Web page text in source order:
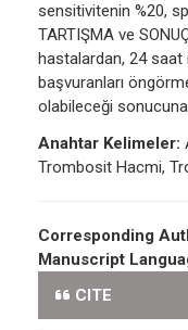
sensitivitenin %20,
TARTIŞMA ve
hastalardan, 24
başvuranları
olabileceği sonucuna
Anahtar Kelimeler:
Trombosit Hacmi,
Corresponding
Manuscript
CITE